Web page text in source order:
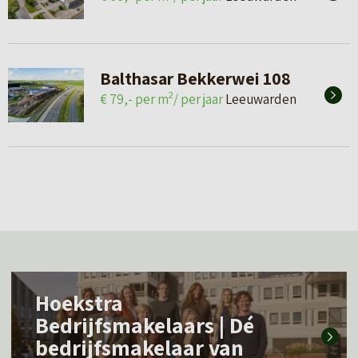
Balthasar Bekkerwei 108
€ 79,- per m2/ per jaarLeeuwarden
e
Hoekstra
Bedrijfsmakelaars | Dé
bedrijfsmakelaar van